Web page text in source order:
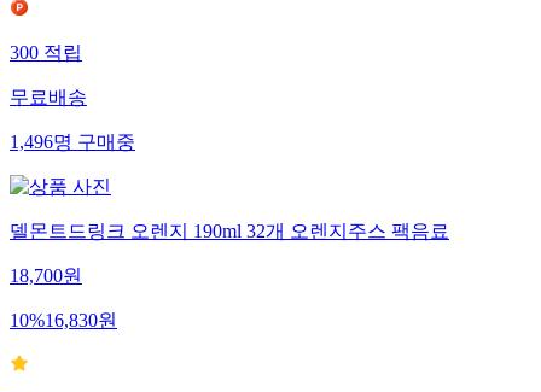
300적립
무료배송
1,496명구매중
델몬트드링크 오렌지 190ml 32개 오렌지주스 팩음료
18,700원
10%16,830원